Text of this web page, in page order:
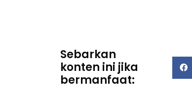
Sebarkan
konten ini jika
bermanfaat: